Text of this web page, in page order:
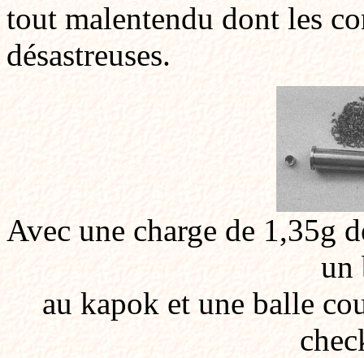
tout malentendu dont les
désastreuses.
Avec une charge de 1,35g
un
au kapok et une balle